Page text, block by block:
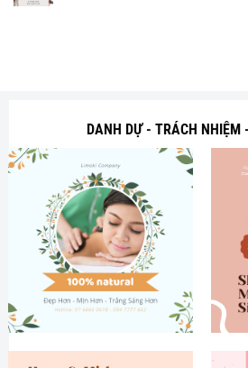
DANH DỰ - TRÁCH NHIỆM